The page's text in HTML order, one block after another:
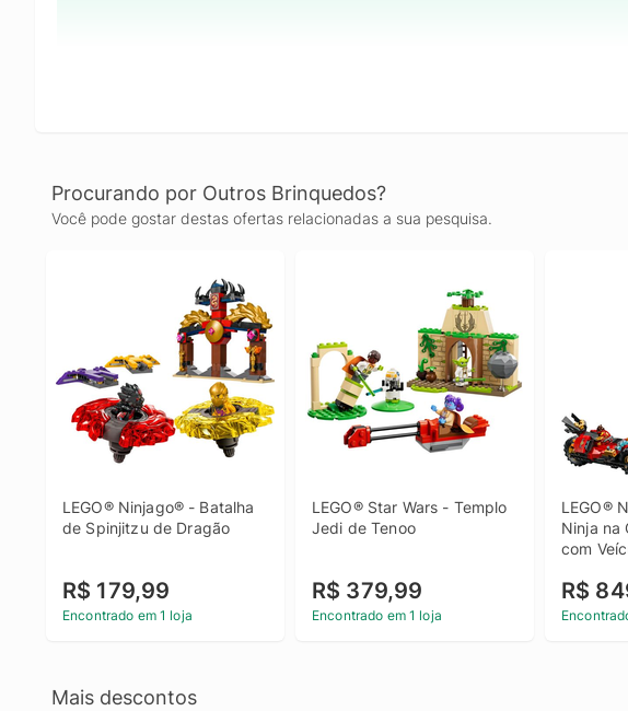
Procurando por Outros Brinquedos?
Você pode gostar destas ofertas relacionadas a sua pesquisa.
LEGO® Ninjago® - Batalha
de Spinjitzu de Dragão
R$ 179,99
Encontrado em 1 loja
LEGO® Star Wars - Templo
Jedi de Tenoo
R$ 379,99
Encontrado em 1 loja
LEGO®
Ninja na
com
R$
Mais descontos